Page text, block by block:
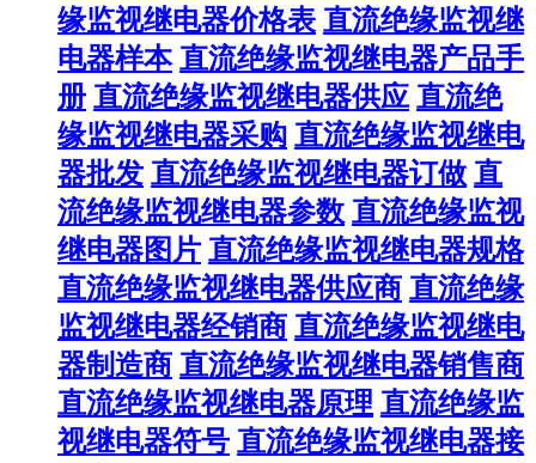
缘监视继电器价格表 直流绝缘监视继
电器样本 直流绝缘监视继电器产品手
册 直流绝缘监视继电器供应 直流绝
缘监视继电器采购 直流绝缘监视继电
器批发 直流绝缘监视继电器订做 直
流绝缘监视继电器参数 直流绝缘监视
继电器图片 直流绝缘监视继电器规格
直流绝缘监视继电器供应商 直流绝缘
监视继电器经销商 直流绝缘监视继电
器制造商 直流绝缘监视继电器销售商
直流绝缘监视继电器原理 直流绝缘监
视继电器符号 直流绝缘监视继电器接